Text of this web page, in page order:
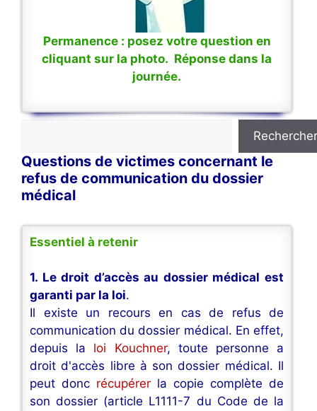
Permanence : posez votre question en
cliquant sur la photo. Réponse dans la
journée.
Rechercher
Questions de victimes concernant le
refus de communication du dossier
médical
Essentiel à retenir
1. Le droit d’accès au dossier médical est
garanti par la loi.
Il existe un recours en cas de refus de
communication du dossier médical. En effet,
depuis la loi Kouchner, toute personne a
droit d'accès libre à son dossier médical. Il
peut donc récupérer la copie complète de
son dossier (article L1111-7 du Code de la